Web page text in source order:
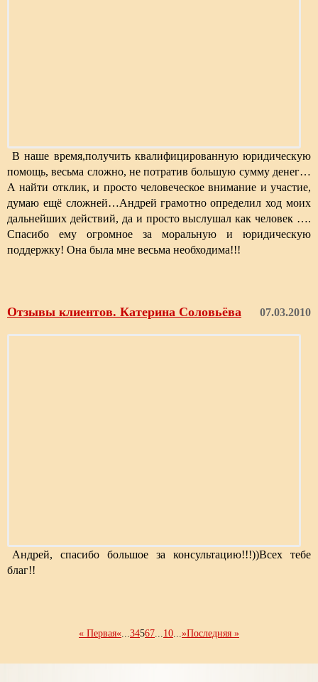
В наше время,получить квалифицированную юридическую
помощь, весьма сложно, не потратив большую сумму денег…
А найти отклик, и просто человеческое внимание и участие,
думаю ещё сложней…Андрей грамотно определил ход моих
дальнейших действий, да и просто выслушал как человек ….
Спасибо ему огромное за моральную и юридическую
поддержку! Она была мне весьма необходима!!!
Отзывы клиентов. Катерина Соловьёва 07.03.2010
Андрей, спасибо большое за консультацию!!!))Всех тебе
благ!!
« Первая«...34567...10...»Последняя »